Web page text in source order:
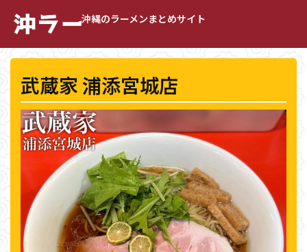
沖縄のラーメンまとめサイト
武蔵家 浦添宮城店